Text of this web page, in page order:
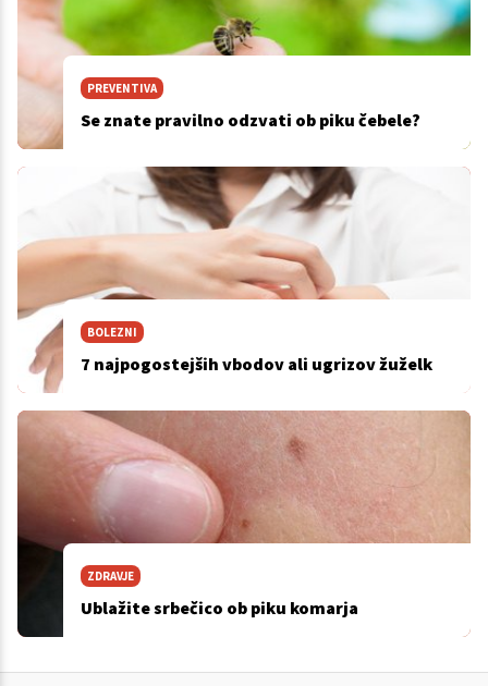
PREVENTIVA
Se znate pravilno odzvati ob piku čebele?
BOLEZNI
7 najpogostejših vbodov ali ugrizov žuželk
ZDRAVJE
Ublažite srbečico ob piku komarja